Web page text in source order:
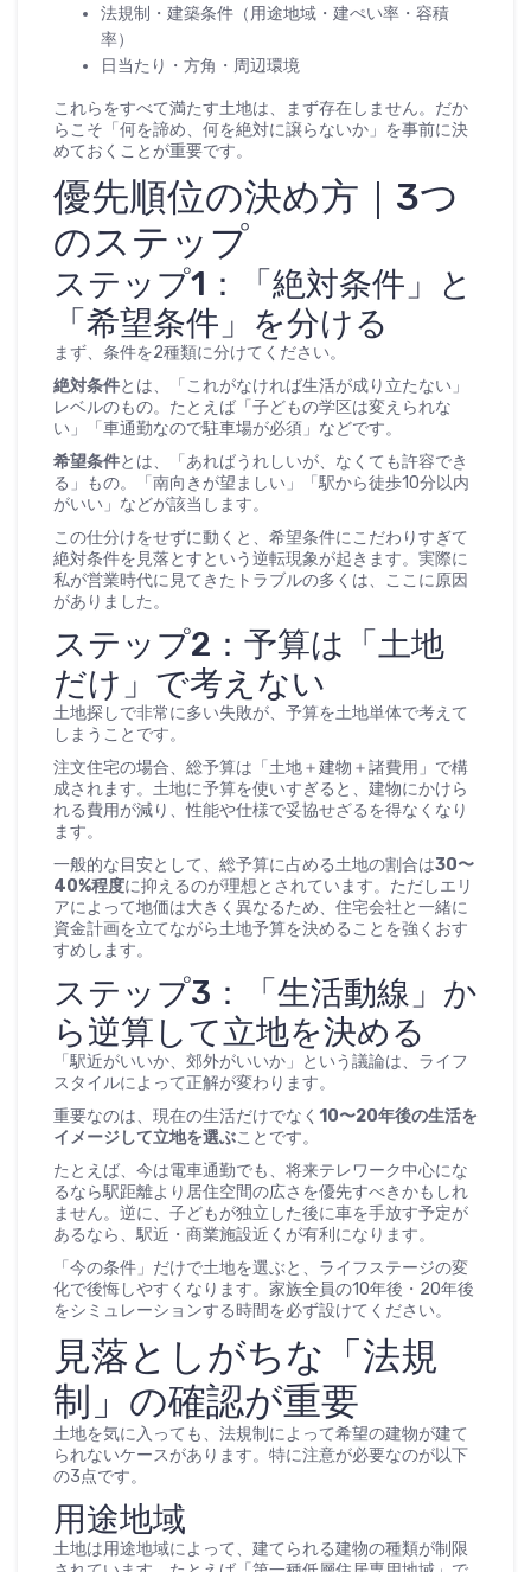
法規制・建築条件（用途地域・建ぺい率・容積
率）
日当たり・方角・周辺環境
これらをすべて満たす土地は、まず存在しません。だか
らこそ「何を諦め、何を絶対に譲らないか」を事前に決
めておくことが重要です。
優先順位の決め方｜3つ
のステップ
ステップ1：「絶対条件」と
「希望条件」を分ける
まず、条件を2種類に分けてください。
絶対条件とは、「これがなければ生活が成り立たない」
レベルのもの。たとえば「子どもの学区は変えられな
い」「車通勤なので駐車場が必須」などです。
希望条件とは、「あればうれしいが、なくても許容でき
る」もの。「南向きが望ましい」「駅から徒歩10分以内
がいい」などが該当します。
この仕分けをせずに動くと、希望条件にこだわりすぎて
絶対条件を見落とすという逆転現象が起きます。実際に
私が営業時代に見てきたトラブルの多くは、ここに原因
がありました。
ステップ2：予算は「土地
だけ」で考えない
土地探しで非常に多い失敗が、予算を土地単体で考えて
しまうことです。
注文住宅の場合、総予算は「土地＋建物＋諸費用」で構
成されます。土地に予算を使いすぎると、建物にかけら
れる費用が減り、性能や仕様で妥協せざるを得なくなり
ます。
一般的な目安として、総予算に占める土地の割合は30〜
40%程度に抑えるのが理想とされています。ただしエリ
アによって地価は大きく異なるため、住宅会社と一緒に
資金計画を立てながら土地予算を決めることを強くおす
すめします。
ステップ3：「生活動線」か
ら逆算して立地を決める
「駅近がいいか、郊外がいいか」という議論は、ライフ
スタイルによって正解が変わります。
重要なのは、現在の生活だけでなく 10〜20年後の生活を
イメージして立地を選ぶことです。
たとえば、今は電車通勤でも、将来テレワーク中心にな
るなら駅距離より居住空間の広さを優先すべきかもしれ
ません。逆に、子どもが独立した後に車を手放す予定が
あるなら、駅近・商業施設近くが有利になります。
「今の条件」だけで土地を選ぶと、ライフステージの変
化で後悔しやすくなります。家族全員の10年後・20年後
をシミュレーションする時間を必ず設けてください。
見落としがちな「法規
制」の確認が重要
土地を気に入っても、法規制によって希望の建物が建て
られないケースがあります。特に注意が必要なのが以下
の3点です。
用途地域
土地は用途地域によって、建てられる建物の種類が制限